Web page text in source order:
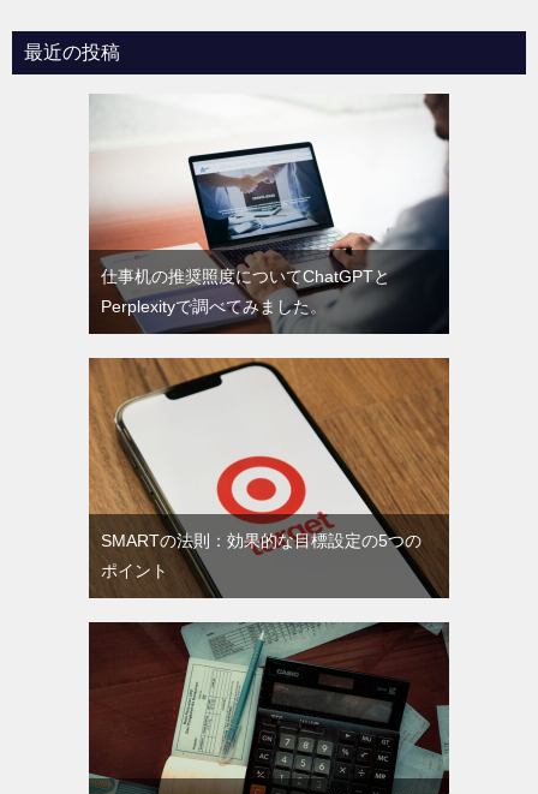
ョ
ン
最近の投稿
仕事机の推奨照度についてChatGPTと
Perplexityで調べてみました。
SMARTの法則：効果的な目標設定の5つの
ポイント